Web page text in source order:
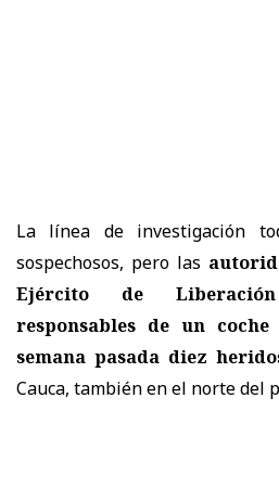
La línea de investigación
sospechosos, pero las
Ejército de
responsables de un
semana pasada diez
Cauca, también en el norte del